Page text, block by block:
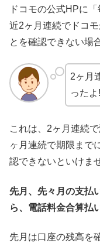
ドコモの公式HPに
近2ヶ月連続でドコ
とを確認できない場
2ヶ月
ったよ!
これは、2ヶ月連続
ヶ月連続で期限まで
認できないといけま
先月、先々月の支払
ら、電話料金合算払
先月は口座の残高を